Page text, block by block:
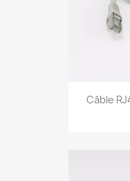
Câble